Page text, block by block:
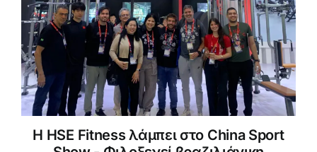
Η HSE Fitness λάμπει στο China Sport